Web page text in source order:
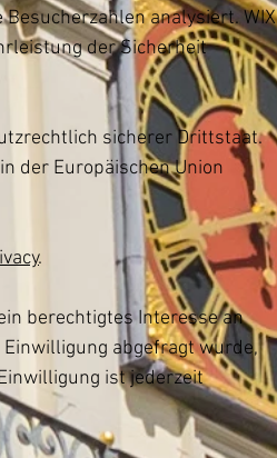
analysiert. WIX
der Sicherheit
sicherer Drittstaat.
der Europäischen Union
.
berechtigtes Interesse an
abgefragt wurde,
ist jederzeit